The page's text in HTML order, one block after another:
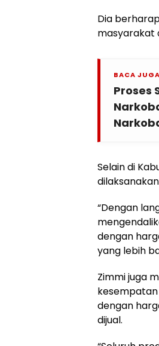
Dia
masyarakat
BACA
Proses
Selain di
“Dengan
dengan
yang lebih
Zimmi juga
dengan
dijual.